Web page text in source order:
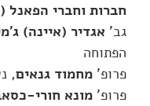
חברות וחברי
גב' אגדיר (איינה)
הפתוחה
פרופ' מחמוד גנאים,
פרופ' מונא חורי-